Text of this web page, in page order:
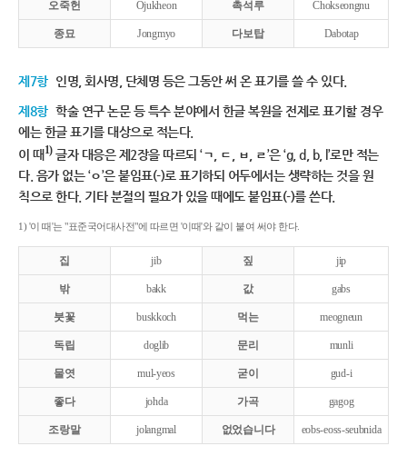
오죽헌 Ojukheon 촉석루 Chokseongnu
종묘 Jongmyo 다보탑 Dabotap
제7항 인명, 회사명, 단체명 등은 그동안 써 온 표기를 쓸 수 있다.
제8항 학술 연구 논문 등 특수 분야에서 한글 복원을 전제로 표기할 경우
에는 한글 표기를 대상으로 적는다.
이 때1)글자 대응은 제2장을 따르되 ‘ㄱ, ㄷ, ㅂ, ㄹ’은 ‘g, d, b, l’로만 적는
다. 음가 없는 ‘ㅇ’은 붙임표(-)로 표기하되 어두에서는 생략하는 것을 원
칙으로 한다. 기타 분절의 필요가 있을 때에도 붙임표(-)를 쓴다.
1) '이 때'는 "표준국어대사전"에 따르면 '이때'와 같이 붙여 써야 한다.
집 jib 짚 jip
밖 bakk 값 gabs
붓꽃 buskkoch 먹는 meogneun
독립 doglib 문리 munli
물엿 mul-yeos 굳이 gud-i
좋다 johda 가곡 gagog
조랑말 jolangmal 없었습니다 eobs-eoss-seubnida